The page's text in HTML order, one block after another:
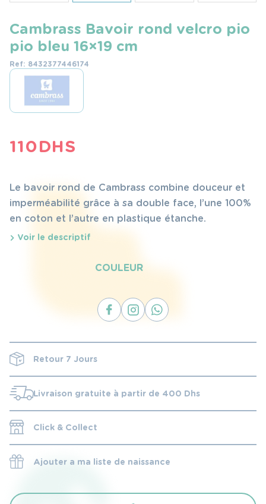
Cambrass Bavoir rond velcro pio
pio bleu 16×19 cm
Ref: 8432377446174
110DHS
Le bavoir rond de Cambrass combine douceur et
imperméabilité grâce à sa double face, l’une 100%
en coton et l’autre en plastique étanche.
Voir le descriptif
COULEUR
Retour 7 Jours
Livraison gratuite à partir de 400 Dhs
Click & Collect
Ajouter a ma liste de naissance